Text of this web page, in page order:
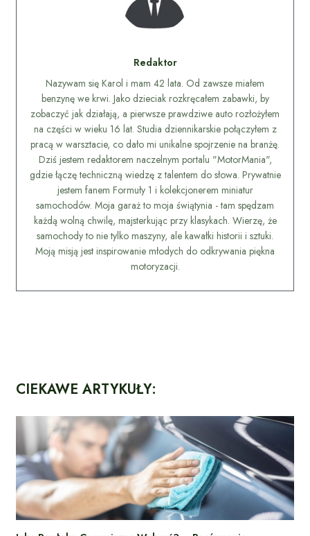
Redaktor
Nazywam się Karol i mam 42 lata. Od zawsze miałem
benzynę we krwi. Jako dzieciak rozkręcałem zabawki, by
zobaczyć jak działają, a pierwsze prawdziwe auto rozłożyłem
na części w wieku 16 lat. Studia dziennikarskie połączyłem z
pracą w warsztacie, co dało mi unikalne spojrzenie na branżę.
Dziś jestem redaktorem naczelnym portalu "MotorMania",
gdzie łączę techniczną wiedzę z talentem do słowa. Prywatnie
jestem fanem Formuły 1 i kolekcjonerem miniatur
samochodów. Moja garaż to moja świątynia - tam spędzam
każdą wolną chwilę, majsterkując przy klasykach. Wierzę, że
samochody to nie tylko maszyny, ale kawałki historii i sztuki.
Moją misją jest inspirowanie młodych do odkrywania piękna
motoryzacji.
CIEKAWE ARTYKUŁY: